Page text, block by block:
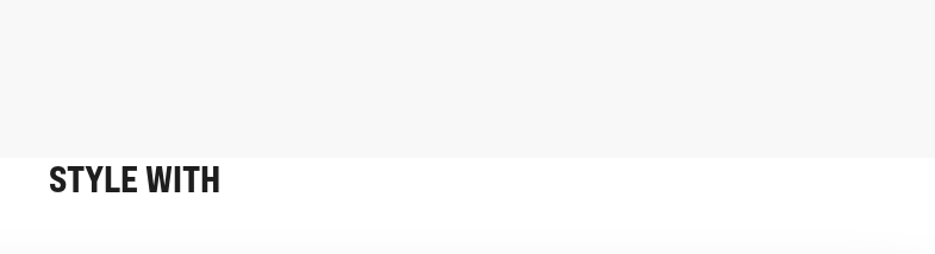
STYLE WITH